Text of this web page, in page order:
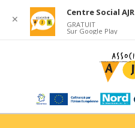
✕
Centre Social AJR
GRATUIT
Sur Google Play